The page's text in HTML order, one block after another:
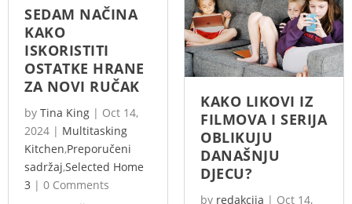
SEDAM NAČINA
KAKO
ISKORISTITI
OSTATKE HRANE
ZA NOVI RUČAK
by Tina King | Oct 14,
2024 | Multitasking
Kitchen,Preporučeni
sadržaj,Selected Home
3 | 0 Comments
KAKO LIKOVI IZ
FILMOVA I SERIJA
OBLIKUJU
DANAŠNJU
DJECU?
by redakcija | Oct 14,